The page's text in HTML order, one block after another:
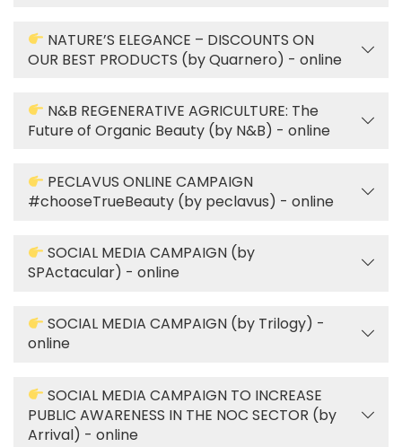
NATURE’S ELEGANCE – DISCOUNTS ON
OUR BEST PRODUCTS (by Quarnero) - online
N&B REGENERATIVE AGRICULTURE: The
Future of Organic Beauty (by N&B) - online
PECLAVUS ONLINE CAMPAIGN
#chooseTrueBeauty (by peclavus) - online
SOCIAL MEDIA CAMPAIGN (by
SPActacular) - online
SOCIAL MEDIA CAMPAIGN (by Trilogy) -
online
SOCIAL MEDIA CAMPAIGN TO INCREASE
PUBLIC AWARENESS IN THE NOC SECTOR (by
Arrival) - online